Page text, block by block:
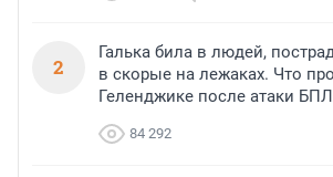
2
Галька била в людей,
в скорые на лежаках. Что
Геленджике после атаки
84 292